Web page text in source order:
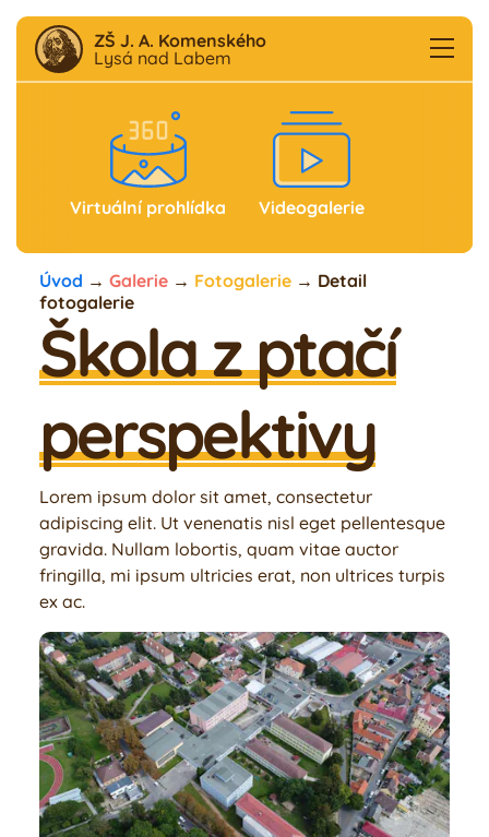
ZŠ J. A. Komenského
Lysá nad Labem
Družina
Školní klub
Jídelna
Galerie
Náš tým
Žáci
Rodiče
Virtuální prohlídka Videogalerie
Úvod → Galerie→ Fotogalerie→ Detail
fotogalerie
Škola z ptačí
perspektivy
Lorem ipsum dolor sit amet, consectetur
adipiscing elit. Ut venenatis nisl eget pellentesque
gravida. Nullam lobortis, quam vitae auctor
fringilla, mi ipsum ultricies erat, non ultrices turpis
ex ac.